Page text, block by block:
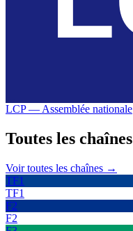
LCP — Assemblée nationale
Toutes les chaînes
Voir toutes les chaînes →
TF1
TF1
F2
F2